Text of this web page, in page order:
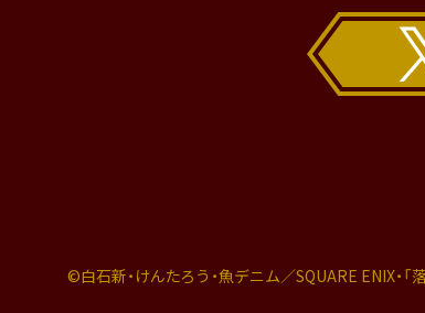
©白石新・けんたろう・魚デニム／SQUARE ENIX・ 「